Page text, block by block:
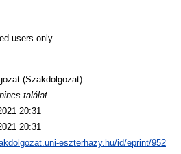
users only
(Szakdolgozat)
találat.
20:31
20:31
eszterhazy.hu/id/eprint/952